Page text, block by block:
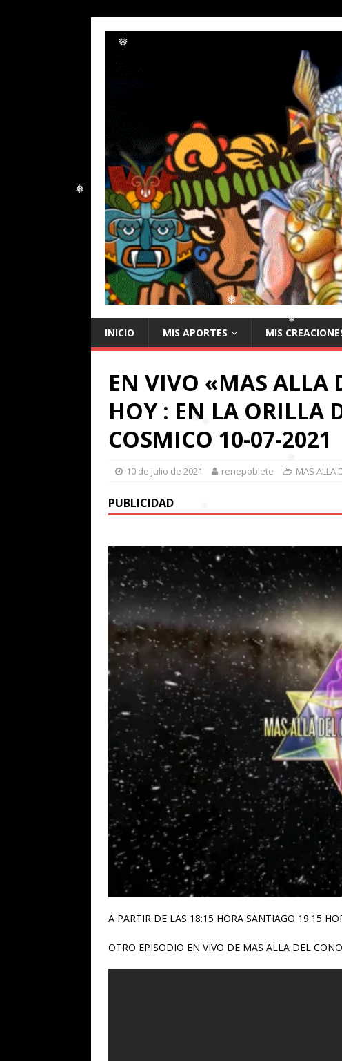
❅
❅
❅
❅
❅
INICIO MIS APORTES MIS
EN VIVO «MAS ALLA
HOY : EN LA ORILLA
COSMICO 10-07-2021
10 de julio de 2021 renepoblete MAS ALLA
PUBLICIDAD
A PARTIR DE LAS 18:15 HORA SANTIAGO 19:15
OTRO EPISODIO EN VIVO DE MAS ALLA DEL